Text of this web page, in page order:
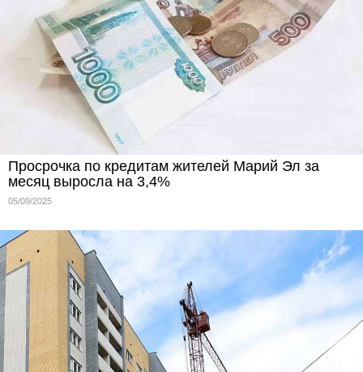
Просрочка по кредитам жителей Марий Эл за
месяц выросла на 3,4%
05/09/2025